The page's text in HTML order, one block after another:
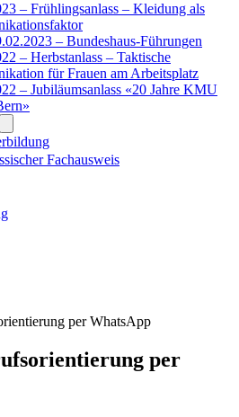
– Frühlingsanlass – Kleidung als
– Bundeshaus-Führungen
– Herbstanlass – Taktische
für Frauen am Arbeitsplatz
– Jubiläumsanlass «20 Jahre KMU
Fachausweis
per WhatsApp
per